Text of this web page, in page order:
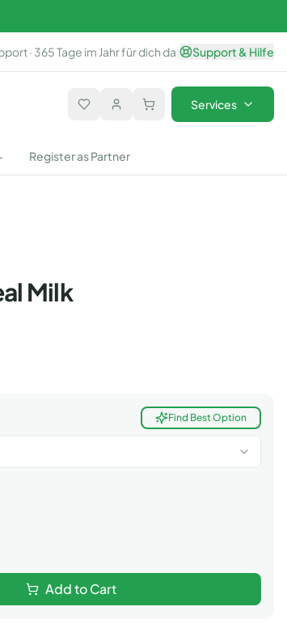
· 365 Tage im Jahr für dich da Support & Hilfe
Services
Register as Partner
Milk
Find Best Option
Add to Cart